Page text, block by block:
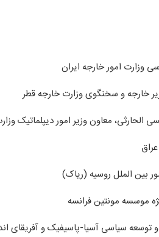
وزارت امور خارجه ایران
خارجه و سخنگوی وزارت خارجه قطر
معاون وزیر امور دیپلماتیک
بین الملل روسیه (ریاک)
موسسه مونتین فرانسه
توسعه سیاسی آسیا-پاسیفیک و آفریقای